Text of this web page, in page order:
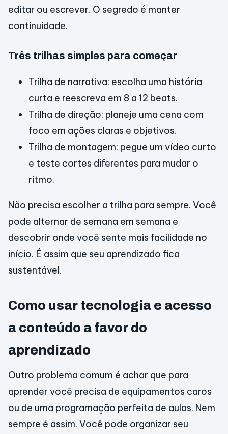
editar ou escrever. O segredo é manter
continuidade.
Três trilhas simples para começar
Trilha de narrativa: escolha uma história
curta e reescreva em 8 a 12 beats.
Trilha de direção: planeje uma cena com
foco em ações claras e objetivos.
Trilha de montagem: pegue um vídeo curto
e teste cortes diferentes para mudar o
ritmo.
Não precisa escolher a trilha para sempre. Você
pode alternar de semana em semana e
descobrir onde você sente mais facilidade no
início. É assim que seu aprendizado fica
sustentável.
Como usar tecnologia e acesso
a conteúdo a favor do
aprendizado
Outro problema comum é achar que para
aprender você precisa de equipamentos caros
ou de uma programação perfeita de aulas. Nem
sempre é assim. Você pode organizar seu